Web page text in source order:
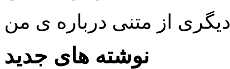
نوشته های جدید